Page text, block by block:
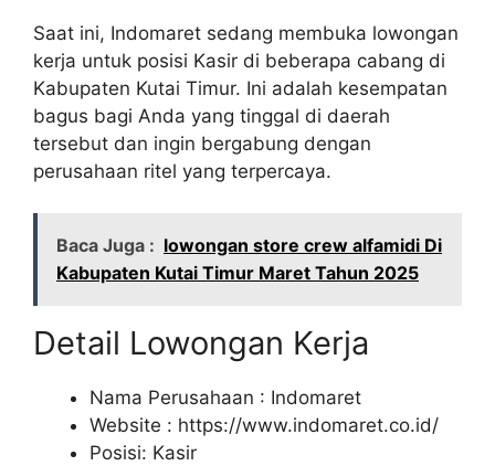
Saat ini, Indomaret sedang membuka lowongan
kerja untuk posisi Kasir di beberapa cabang di
Kabupaten Kutai Timur. Ini adalah kesempatan
bagus bagi Anda yang tinggal di daerah
tersebut dan ingin bergabung dengan
perusahaan ritel yang terpercaya.
Baca Juga : lowongan store crew alfamidi Di
Kabupaten Kutai Timur Maret Tahun 2025
Detail Lowongan Kerja
Nama Perusahaan : Indomaret
Website : https://www.indomaret.co.id/
Posisi: Kasir